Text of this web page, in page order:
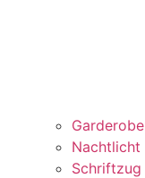
Garderobe
Nachtlicht
Schriftzug